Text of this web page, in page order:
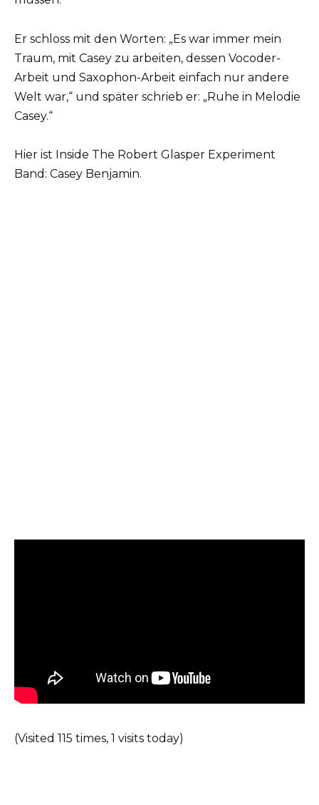
Er schloss mit den Worten: „Es war immer mein
Traum, mit Casey zu arbeiten, dessen Vocoder-
Arbeit und Saxophon-Arbeit einfach nur andere
Welt war,“ und später schrieb er: „Ruhe in Melodie
Casey.“
Hier ist Inside The Robert Glasper Experiment
Band: Casey Benjamin.
(Visited 115 times, 1 visits today)